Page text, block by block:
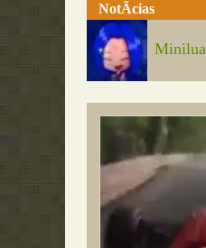
NotÃ­cias
Minilua